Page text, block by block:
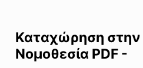
Καταχώρηση στην
Νομοθεσία PDF -